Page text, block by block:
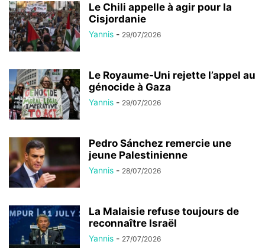
Le Chili appelle à agir pour la
Cisjordanie
Yannis - 29/07/2026
Le Royaume-Uni rejette l’appel au
génocide à Gaza
Yannis - 29/07/2026
Pedro Sánchez remercie une
jeune Palestinienne
Yannis - 28/07/2026
La Malaisie refuse toujours de
reconnaître Israël
Yannis - 27/07/2026